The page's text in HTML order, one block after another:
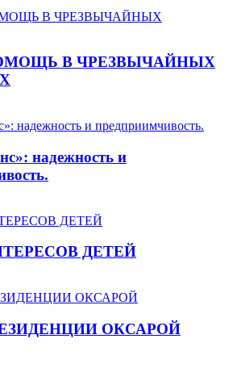
В ЧРЕЗВЫЧАЙНЫХ
надежность и
ДЕТЕЙ
ОКСАРОЙ